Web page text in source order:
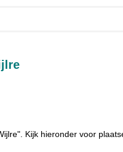
Kijk hieronder voor